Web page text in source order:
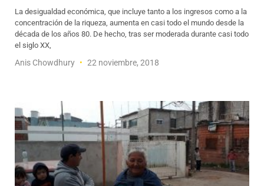
La desigualdad económica, que incluye tanto a los ingresos como a la
concentración de la riqueza, aumenta en casi todo el mundo desde la
década de los años 80. De hecho, tras ser moderada durante casi todo
el siglo XX,
Anis Chowdhury 22 noviembre, 2018